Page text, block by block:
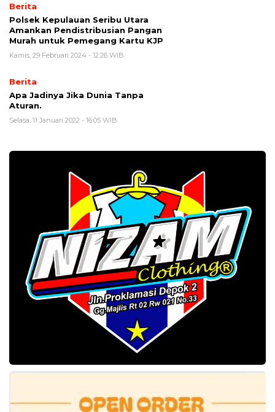
Berita
Polsek Kepulauan Seribu Utara
Amankan Pendistribusian Pangan
Murah untuk Pemegang Kartu KJP
Kamis, 29 Februari 2024 - 12:26 WIB
Berita
Apa Jadinya Jika Dunia Tanpa
Aturan.
Selasa, 11 Januari 2022 - 16:05 WIB